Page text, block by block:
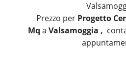
Prezzo per Progetto
Mq a Valsamoggia ,